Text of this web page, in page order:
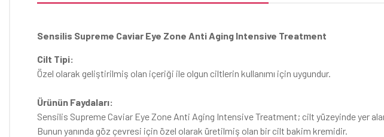
Sensilis Supreme Caviar Eye Zone Anti Aging Intensive Treatment
Cilt Tipi:
Özel olarak geliştirilmiş olan içeriği ile olgun ciltlerin kullanımı için uygundur.
Ürünün Faydaları:
Sensilis Supreme Caviar Eye Zone Anti Aging Intensive Treatment; cilt yüzeyinde yer alan
Bunun yanında göz çevresi için özel olarak üretilmiş olan bir cilt bakim kremidir.